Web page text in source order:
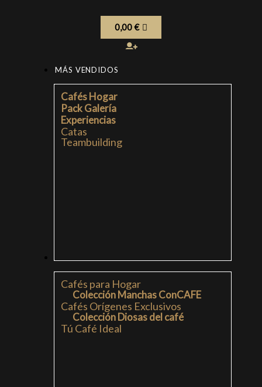
0,00€
MÁS VENDIDOS
Cafés Hogar
Pack Galería
Experiencias
Catas
Teambuilding
Cafés para Hogar
Colección Manchas ConCAFE
Cafés Orígenes Exclusivos
Colección Diosas del café
Tú Café Ideal